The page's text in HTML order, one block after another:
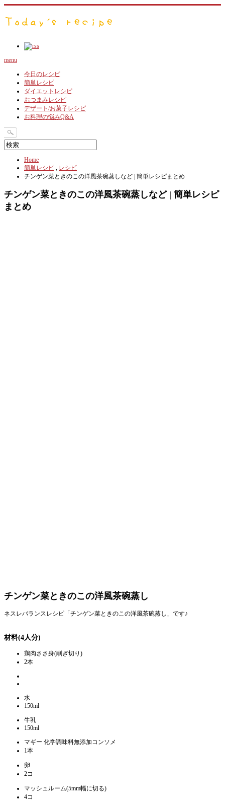
menu
今日のレシピ
簡単レシピ
ダイエットレシピ
おつまみレシピ
デザート/お菓子レシピ
お料理の悩みQ&A
Home
簡単レシピ , レシピ
チンゲン菜ときのこの洋風茶碗蒸しなど | 簡単レシピまとめ
チンゲン菜ときのこの洋風茶碗蒸しなど | 簡単レシピ
まとめ
チンゲン菜ときのこの洋風茶碗蒸し
ネスレバランスレシピ「チンゲン菜ときのこの洋風茶碗蒸し」です♪
材料(4人分)
鶏肉ささ身(削ぎ切り)
2本
水
150ml
牛乳
150ml
マギー 化学調味料無添加コンソメ
1本
卵
2コ
マッシュルーム(5mm幅に切る)
4コ